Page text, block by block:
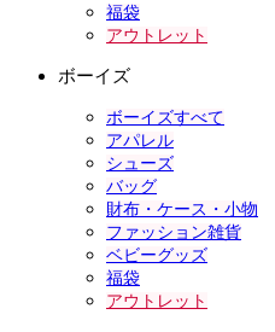
福袋
アウトレット
ボーイズ
ボーイズすべて
アパレル
シューズ
バッグ
財布・ケース・小物
ファッション雑貨
ベビーグッズ
福袋
アウトレット